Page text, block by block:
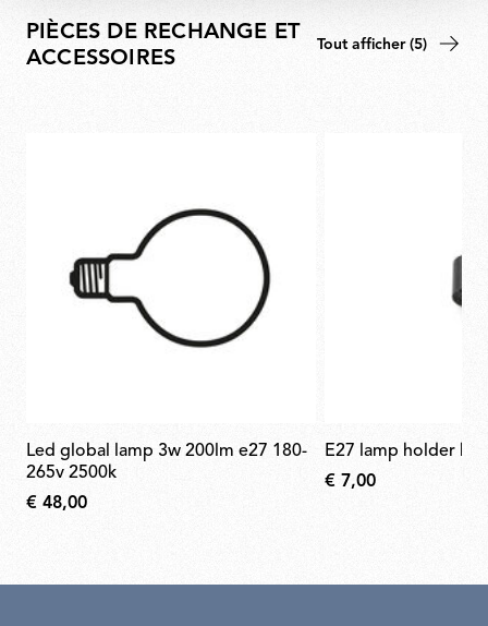
PIÈCES DE RECHANGE ET
ACCESSOIRES
Tout afficher (5)
led global lamp 3w 200lm e27 180-
265v 2500k
€ 48,00
e27 lamp holder
€ 7,00